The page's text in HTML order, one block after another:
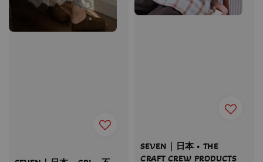
SEVEN｜日本 • THE
CRAFT CREW PRODUCTS